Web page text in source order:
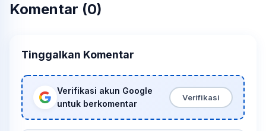
Komentar (0)
Tinggalkan Komentar
Verifikasi akun Google
untuk berkomentar
Verifikasi